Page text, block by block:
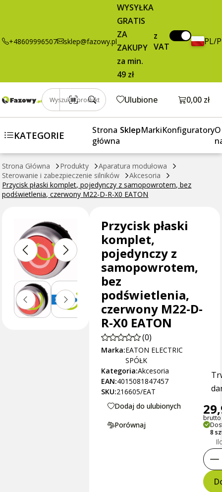
+48609996507 sklep@fazowy.pl
WYSYŁKA
GRATIS
ZA
ZAKUPY
za min.
49 zł
z
VAT
PL/
Wyszukaj produkt Ulubione Otwórz
0,00 zł
KATEGORIE
Strona
główna
SklepMarkiKonfiguratoryO
Strona Główna Produkty
Aparatura modułowa
Sterowanie i zabezpieczenie silników
Akcesoria
Przycisk płaski komplet, pojedynczy z samopowrotem, bez
podświetlenia, czerwony M22-D-R-X0 EATON
bez
D-R-X0 EATON
29,95 zł
brutto / szt. Dodaj do koszyka
Przycisk płaski
komplet,
pojedynczy z
samopowrotem,
bez
podświetlenia,
czerwony M22-D-
R-X0 EATON
(0)
Marka:EATON ELECTRIC
SPÓŁK
Kategoria:Akcesoria
EAN:4015081847457
SKU:216605/EAT
Dodaj do ulubionych
Porównaj
brutto
8